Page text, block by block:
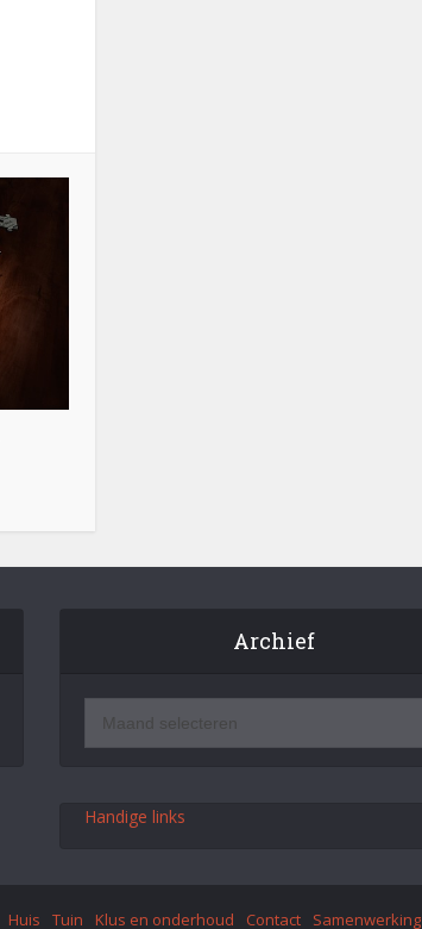
Archief
Handige links
Huis Tuin Klus en onderhoud Contact Samenwerking